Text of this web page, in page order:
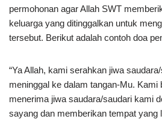
permohonan agar Allah SWT
keluarga yang ditinggalkan untuk
tersebut. Berikut adalah contoh doa
“Ya Allah, kami serahkan jiwa
meninggal ke dalam tangan-Mu. Kami
menerima jiwa saudara/saudari kami
sayang dan memberikan tempat yang